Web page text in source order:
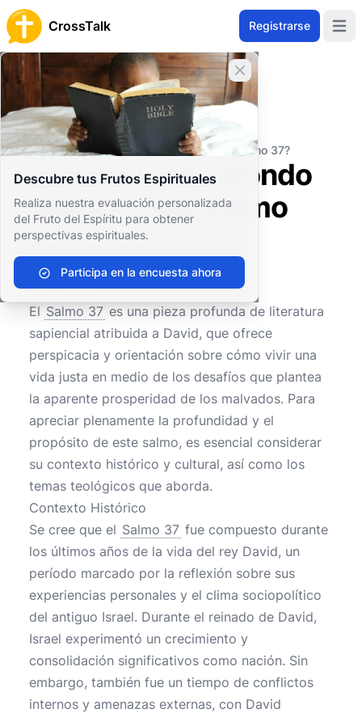
CrossTalk Registrarse
Cerrar banner
Descubre tus Frutos Espirituales
Realiza nuestra evaluación personalizada
del Fruto del Espíritu para obtener
perspectivas espirituales.
Participa en la encuesta ahora
Inicio
Archivo de Preguntas
Antiguo Testamento
Sabiduría y Poesía
¿Cuál es el trasfondo histórico del Salmo 37?
¿Cuál es el trasfondo
histórico del Salmo
37?
0 0 391
El Salmo 37 es una pieza profunda de literatura
sapiencial atribuida a David, que ofrece
perspicacia y orientación sobre cómo vivir una
vida justa en medio de los desafíos que plantea
la aparente prosperidad de los malvados. Para
apreciar plenamente la profundidad y el
propósito de este salmo, es esencial considerar
su contexto histórico y cultural, así como los
temas teológicos que aborda.
Contexto Histórico
Se cree que el Salmo 37 fue compuesto durante
los últimos años de la vida del rey David, un
período marcado por la reflexión sobre sus
experiencias personales y el clima sociopolítico
del antiguo Israel. Durante el reinado de David,
Israel experimentó un crecimiento y
consolidación significativos como nación. Sin
embargo, también fue un tiempo de conflictos
internos y amenazas externas, con David